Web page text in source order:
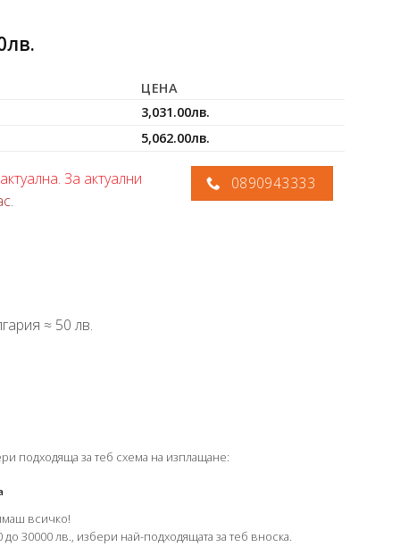
лв.
ЦЕНА
3,031.00лв.
5,062.00лв.
За актуални
.
0890943333
≈ 50 лв.
подходяща за теб схема на изплащане:
всичко!
30000 лв., избери най-подходящата за теб вноска.